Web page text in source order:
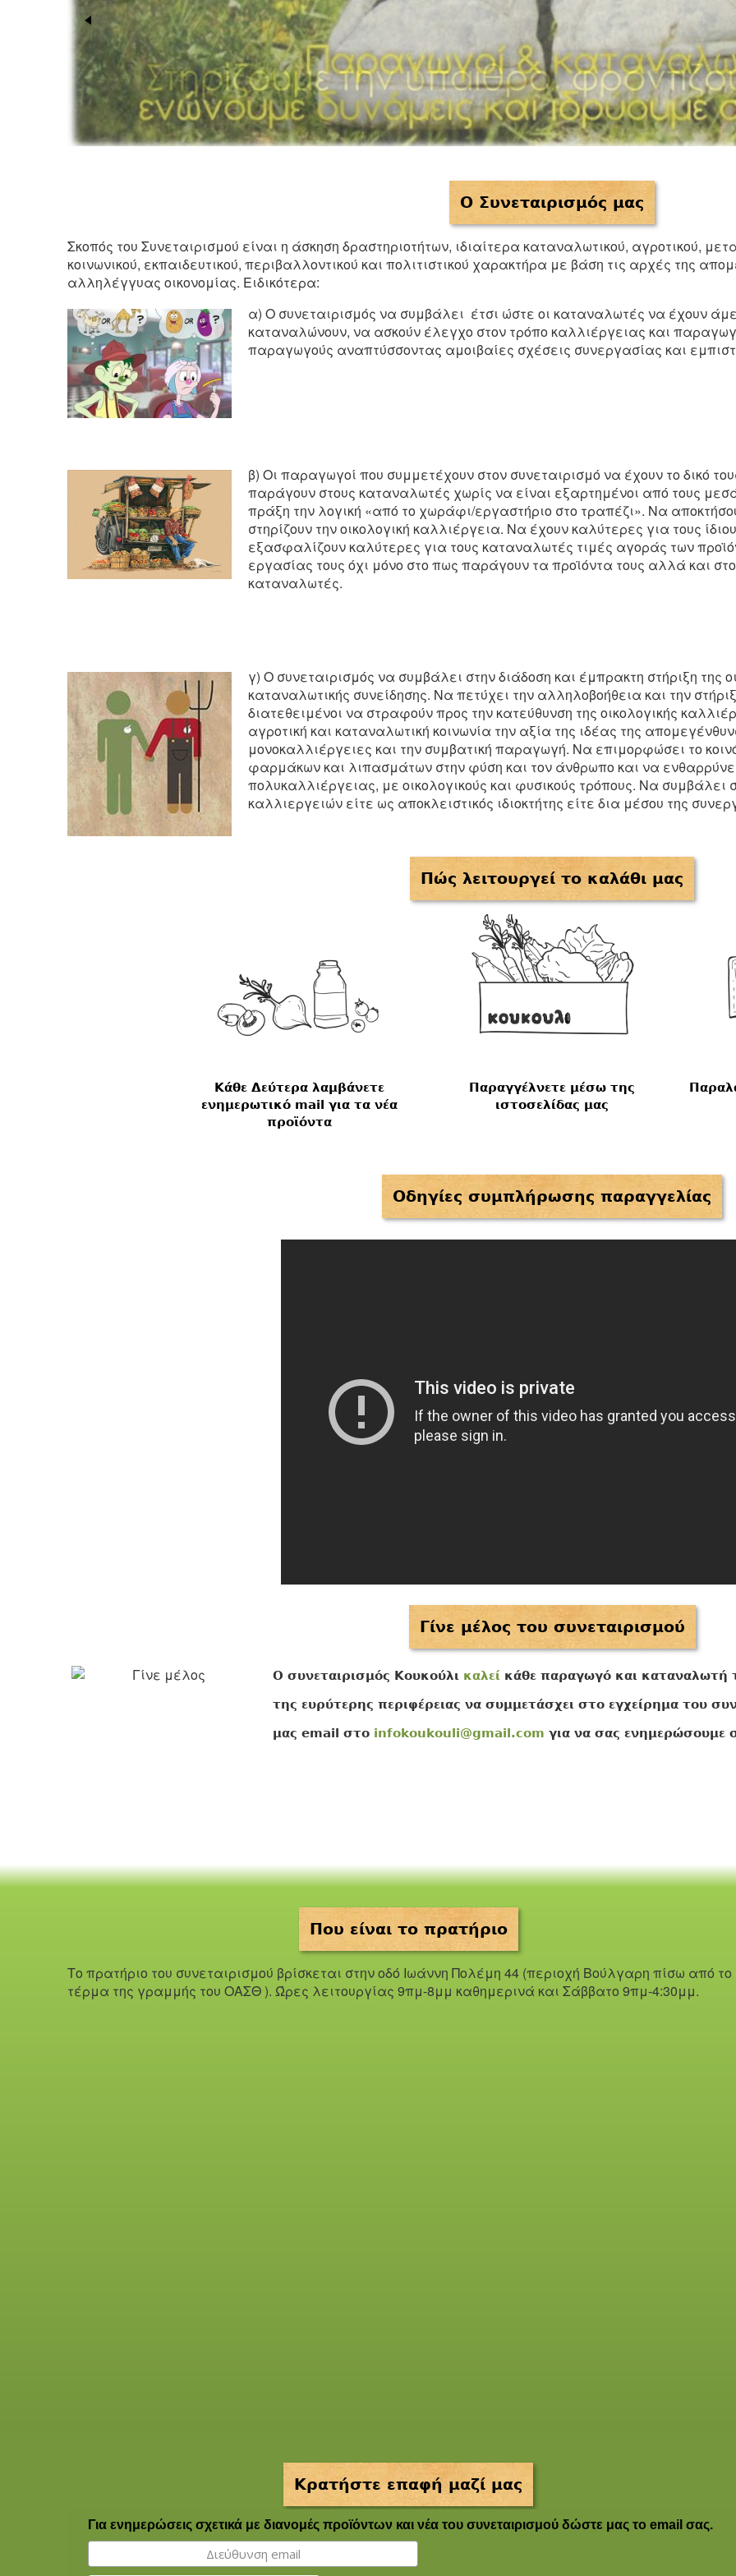
Ο Συνεταιρισμός μας
Σκοπός του Συνεταιρισμού είναι η άσκηση δραστηριοτήτων, ιδιαίτερα καταναλωτικού, αγροτικού,
κοινωνικού, εκπαιδευτικού, περιβαλλοντικού και πολιτιστικού χαρακτήρα με βάση τις αρχές της
αλληλέγγυας οικονομίας. Ειδικότερα:
α) Ο συνεταιρισμός να συμβάλει έτσι ώστε οι καταναλωτές να έχουν
καταναλώνουν, να ασκούν έλεγχο στον τρόπο καλλιέργειας και
παραγωγούς αναπτύσσοντας αμοιβαίες σχέσεις συνεργασίας και
β) Οι παραγωγοί που συμμετέχουν στον συνεταιρισμό να έχουν το δικό
παράγουν στους καταναλωτές χωρίς να είναι εξαρτημένοι από τους
πράξη την λογική «από το χωράφι/εργαστήριο στο τραπέζι». Να
στηρίζουν την οικολογική καλλιέργεια. Να έχουν καλύτερες για τους
εξασφαλίζουν καλύτερες για τους καταναλωτές τιμές αγοράς των
εργασίας τους όχι μόνο στο πως παράγουν τα προϊόντα τους αλλά και
καταναλωτές.
γ) Ο συνεταιρισμός να συμβάλει στην διάδοση και έμπρακτη στήριξη της
καταναλωτικής συνείδησης. Να πετύχει την αλληλοβοήθεια και την
διατεθειμένοι να στραφούν προς την κατεύθυνση της οικολογικής
αγροτική και καταναλωτική κοινωνία την αξία της ιδέας της
μονοκαλλιέργειες και την συμβατική παραγωγή. Να επιμορφώσει το
φαρμάκων και λιπασμάτων στην φύση και τον άνθρωπο και να
πολυκαλλιέργειας, με οικολογικούς και φυσικούς τρόπους. Να
καλλιεργειών είτε ως αποκλειστικός ιδιοκτήτης είτε δια μέσου της
Πώς λειτουργεί το καλάθι μας
Κάθε Δεύτερα λαμβάνετε
ενημερωτικό mail για τα νέα
προϊόντα
Παραγγέλνετε μέσω της
ιστοσελίδας μας
Οδηγίες συμπλήρωσης παραγγελίας
Γίνε μέλος του συνεταιρισμού
O συνεταιρισμός Κουκούλι καλεί κάθε παραγωγό και καταναλωτή
της ευρύτερης περιφέρειας να συμμετάσχει στο εγχείρημα του
μας email στο infokoukouli@gmail.com για να σας ενημερώσουμε
Που είναι το πρατήριο
Το πρατήριο του συνεταιρισμού βρίσκεται στην οδό Iωάννη Πολέμη 44 (περιοχή Βούλγαρη πίσω από το
τέρμα της γραμμής του ΟΑΣΘ ). Ώρες λειτουργίας 9πμ-8μμ καθημερινά και Σάββατο 9πμ-4:30μμ.
Κρατήστε επαφή μαζί μας
Για ενημερώσεις σχετικά με διανομές προϊόντων και νέα του συνεταιρισμού δώστε μας το email σας.